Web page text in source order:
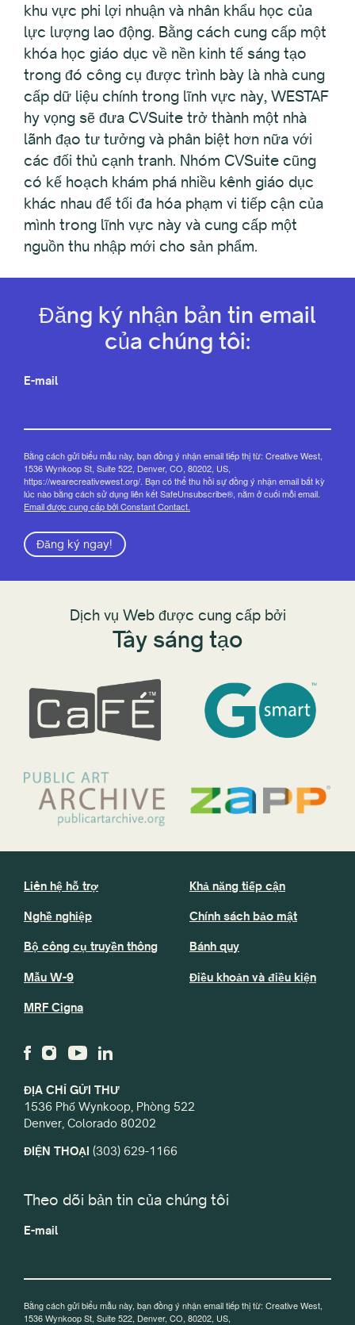
khu vực phi lợi nhuận và nhân khẩu học của
lực lượng lao động. Bằng cách cung cấp một
khóa học giáo dục về nền kinh tế sáng tạo
trong đó công cụ được trình bày là nhà cung
cấp dữ liệu chính trong lĩnh vực này, WESTAF
hy vọng sẽ đưa CVSuite trở thành một nhà
lãnh đạo tư tưởng và phân biệt hơn nữa với
các đối thủ cạnh tranh. Nhóm CVSuite cũng
có kế hoạch khám phá nhiều kênh giáo dục
khác nhau để tối đa hóa phạm vi tiếp cận của
mình trong lĩnh vực này và cung cấp một
nguồn thu nhập mới cho sản phẩm.
Đăng ký nhận bản tin email
của chúng tôi:
E-mail
Bằng cách gửi biểu mẫu này, bạn đồng ý nhận email tiếp thị từ: Creative West,
1536 Wynkoop St, Suite 522, Denver, CO, 80202, US,
https://wearecreativewest.org/. Bạn có thể thu hồi sự đồng ý nhận email bất kỳ
lúc nào bằng cách sử dụng liên kết SafeUnsubscribe®, nằm ở cuối mỗi email.
Email được cung cấp bởi Constant Contact.
Đăng ký ngay!
Dịch vụ Web được cung cấp bởi
Tây sáng tạo
ĐỊA CHỈ GỬI THƯ
1536 Phố Wynkoop, Phòng 522
Denver, Colorado 80202
ĐIỆN THOẠI (303) 629-1166
Liên hệ hỗ trợ
Nghề nghiệp
Bộ công cụ truyền thông
Mẫu W-9
MRF Cigna
Khả năng tiếp cận
Chính sách bảo mật
Bánh quy
Điều khoản và điều kiện
Theo dõi bản tin của chúng tôi
E-mail
Bằng cách gửi biểu mẫu này, bạn đồng ý nhận email tiếp thị từ: Creative West,
1536 Wynkoop St, Suite 522, Denver, CO, 80202, US,